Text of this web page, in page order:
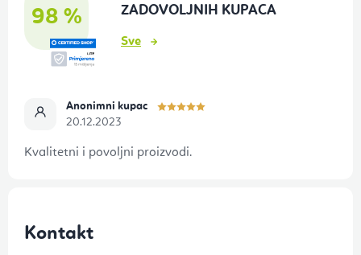
98 %
ZADOVOLJNIH KUPACA
Sve
Anonimni kupac
20.12.2023
Kvalitetni i povoljni proizvodi.
Kontakt